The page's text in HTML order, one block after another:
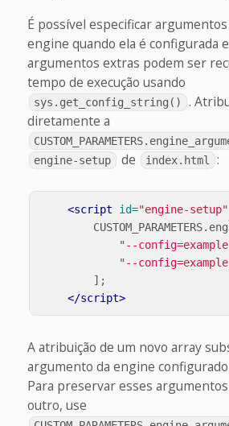
É possível especificar
engine quando ela é configurada
argumentos extras podem ser
tempo de execução usando
sys.get_config_string()
.
diretamente a
engine-setup de index.html :
<script id="engine-setup"
CUSTOM_PARAMETERS.
" --
" --
];
</script>
A atribuição de um novo array
argumento da engine
Para preservar esses
outro, use